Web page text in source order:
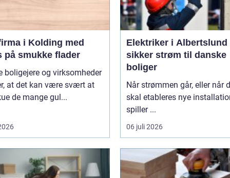
i Kolding med
på smukke flader
boligejere og virksomheder
at det kan være svært at
de mange gul...
Elektriker i Albertslund
sikker strøm til danske
boliger
Når strømmen går, eller når
skal etableres nye
spiller ...
06 juli 2026